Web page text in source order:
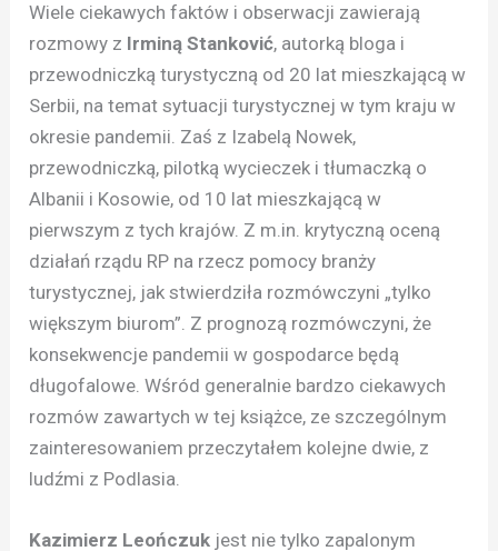
Wiele ciekawych faktów i obserwacji zawierają
rozmowy z Irminą Stanković, autorką bloga i
przewodniczką turystyczną od 20 lat mieszkającą w
Serbii, na temat sytuacji turystycznej w tym kraju w
okresie pandemii. Zaś z Izabelą Nowek,
przewodniczką, pilotką wycieczek i tłumaczką o
Albanii i Kosowie, od 10 lat mieszkającą w
pierwszym z tych krajów. Z m.in. krytyczną oceną
działań rządu RP na rzecz pomocy branży
turystycznej, jak stwierdziła rozmówczyni „tylko
większym biurom”. Z prognozą rozmówczyni, że
konsekwencje pandemii w gospodarce będą
długofalowe. Wśród generalnie bardzo ciekawych
rozmów zawartych w tej książce, ze szczególnym
zainteresowaniem przeczytałem kolejne dwie, z
ludźmi z Podlasia.
Kazimierz Leończuk jest nie tylko zapalonym